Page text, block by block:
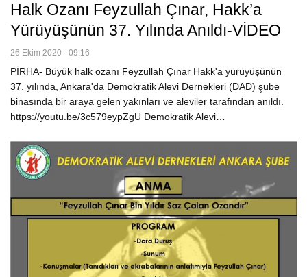
Halk Ozanı Feyzullah Çınar, Hakk’a
Yürüyüşünün 37. Yılında Anıldı-VİDEO
26 Ekim 2020 - 09:16
PİRHA- Büyük halk ozanı Feyzullah Çınar Hakk'a yürüyüşünün
37. yılında, Ankara'da Demokratik Alevi Dernekleri (DAD) şube
binasında bir araya gelen yakınları ve aleviler tarafından anıldı.
https://youtu.be/3c579eypZgU Demokratik Alevi…